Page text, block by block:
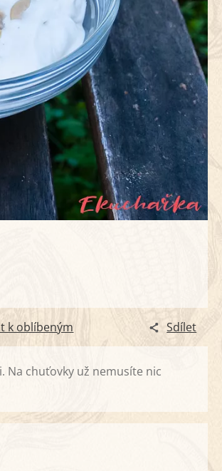
k oblíbeným Sdílet
Na chuťovky už nemusíte nic